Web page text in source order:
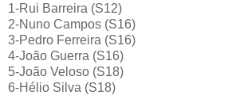
1-Rui Barreira (S12)
2-Nuno Campos (S16)
3-Pedro Ferreira (S16)
4-João Guerra (S16)
5-João Veloso (S18)
6-Hélio Silva (S18)